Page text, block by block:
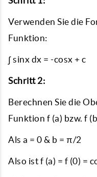
Verwenden Sie die
Funktion:
∫ sinx dx = -cosx + c
Schritt 2:
Berechnen Sie die
Funktion f (a) bzw. f
Als a = 0 & b = π/2
Also ist f (a) = f (0) =